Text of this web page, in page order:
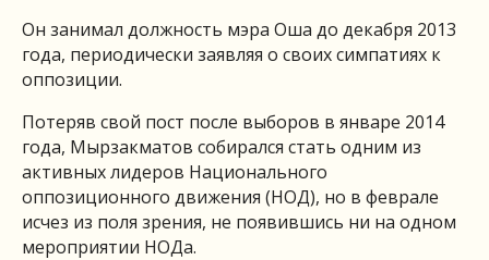
Он занимал должность мэра Оша до декабря 2013
года, периодически заявляя о своих симпатиях к
оппозиции.
Потеряв свой пост после выборов в январе 2014
года, Мырзакматов собирался стать одним из
активных лидеров Национального
оппозиционного движения (НОД), но в феврале
исчез из поля зрения, не появившись ни на одном
мероприятии НОДа.